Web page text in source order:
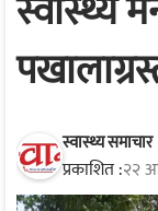
स्वास्थ्य समाचार
प्रकाशित :२२